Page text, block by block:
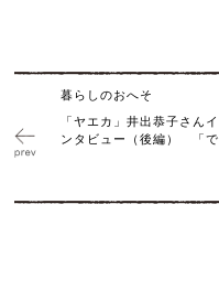
暮らしのおへそ
「ヤエカ」井出恭子さんイ
ンタビュー（後編） 「で